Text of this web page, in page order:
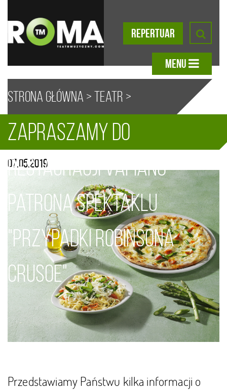
REPERTUAR
MENU
Strona główna >Teatr >
Aktualności> Zapraszamy do
restauracji Vapiano – patrona
spektaklu „Przypadki Robinsona
Crusoe”
Zapraszamy do
restauracji Vapiano -
patrona spektaklu
"Przypadki Robinsona
Crusoe"
07.05.2019
Przedstawiamy Państwu kilka informacji o